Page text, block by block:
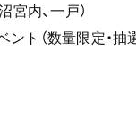
内、一戸）
ト（数量限定・抽